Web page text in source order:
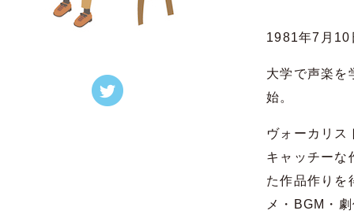
1981年7月10
大学で声楽を
始。
ヴォーカリス
キャッチーな
た作品作りを
メ・BGM・